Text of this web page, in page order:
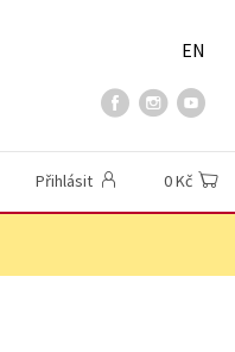
EN
Přihlásit 0 Kč